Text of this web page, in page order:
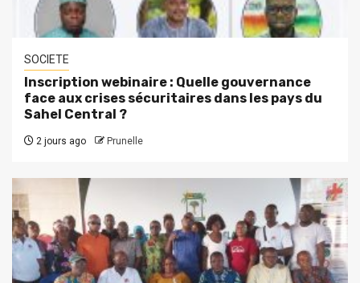
SOCIETE
Inscription webinaire : Quelle gouvernance
face aux crises sécuritaires dans les pays du
Sahel Central ?
2 jours ago Prunelle